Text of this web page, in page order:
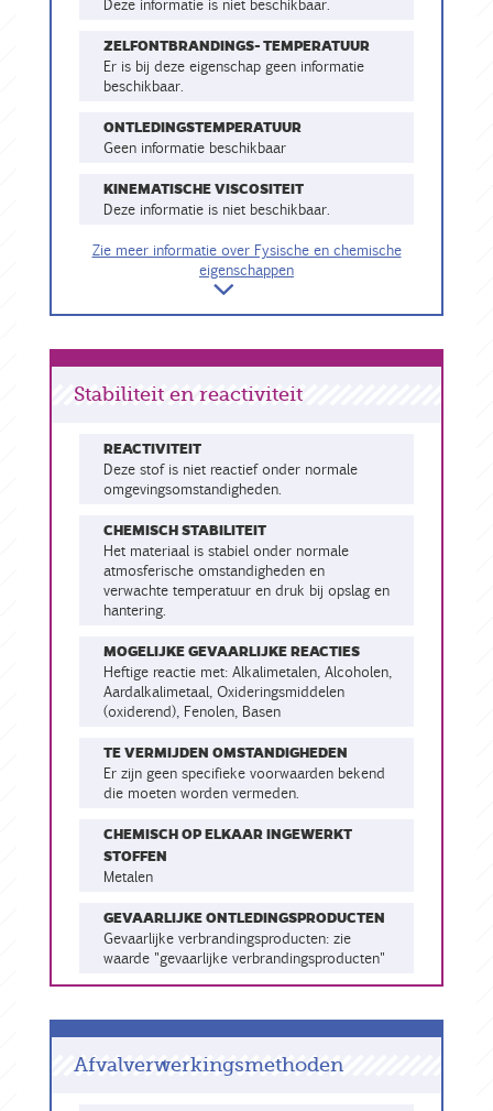
Deze informatie is niet beschikbaar.
ZELFONTBRANDINGS- TEMPERATUUR
Er is bij deze eigenschap geen informatie
beschikbaar.
ONTLEDINGSTEMPERATUUR
geen informatie beschikbaar
KINEMATISCHE VISCOSITEIT
Deze informatie is niet beschikbaar.
Zie meer informatie over Fysische en chemische
eigenschappen
Stabiliteit en reactiviteit
REACTIVITEIT
Deze stof is niet reactief onder normale
omgevingsomstandigheden.
CHEMISCH STABILITEIT
Het materiaal is stabiel onder normale
atmosferische omstandigheden en
verwachte temperatuur en druk bij opslag en
hantering.
MOGELIJKE GEVAARLIJKE REACTIES
Heftige reactie met: Alkalimetalen, Alcoholen,
Aardalkalimetaal, Oxideringsmiddelen
(oxiderend), Fenolen, Basen
TE VERMIJDEN OMSTANDIGHEDEN
Er zijn geen specifieke voorwaarden bekend
die moeten worden vermeden.
CHEMISCH OP ELKAAR INGEWERKT
STOFFEN
metalen
GEVAARLIJKE ONTLEDINGSPRODUCTEN
Gevaarlijke verbrandingsproducten: zie
waarde "gevaarlijke verbrandingsproducten"
Afvalverwerkingsmethoden